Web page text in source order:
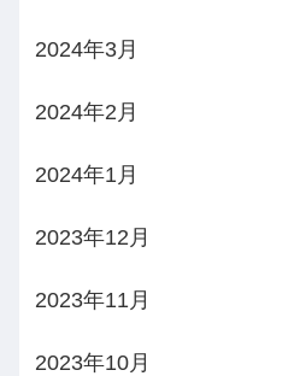
2024年3月
2024年2月
2024年1月
2023年12月
2023年11月
2023年10月